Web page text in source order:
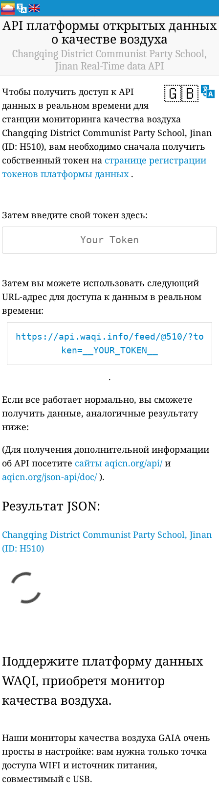
API платформы открытых данных
о качестве воздуха
Changqing District Communist Party School,
Jinan Real-Time data API
🇬🇧
Чтобы получить доступ к API
данных в реальном времени для
станции мониторинга качества воздуха
Changqing District Communist Party School, Jinan
(ID: H510), вам необходимо сначала получить
собственный токен на странице регистрации
токенов платформы данных.
Затем введите свой токен здесь:
Затем вы можете использовать следующий
URL-адрес для доступа к данным в реальном
времени:
https://api.waqi.info/feed/@510/?to
ken=__YOUR_TOKEN__
.
Если все работает нормально, вы сможете
получить данные, аналогичные результату
ниже:
(Для получения дополнительной информации
об API посетите сайты aqicn.org/api/ и
aqicn.org/json-api/doc/ ).
Результат JSON:
Changqing District Communist Party School, Jinan
(ID: H510)
Поддержите платформу данных
WAQI, приобретя монитор
качества воздуха.
Наши мониторы качества воздуха GAIA очень
просты в настройке: вам нужна только точка
доступа WIFI и источник питания,
совместимый с USB.